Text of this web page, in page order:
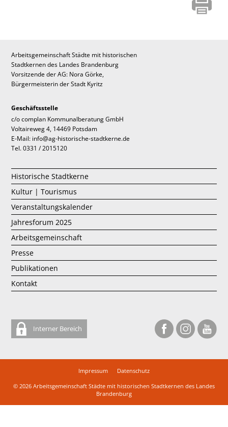
Arbeitsgemeinschaft Städte mit historischen
Stadtkernen des Landes Brandenburg
Vorsitzende der AG: Nora Görke,
Bürgermeisterin der Stadt Kyritz
Geschäftsstelle
c/o complan Kommunalberatung GmbH
Voltaireweg 4, 14469 Potsdam
E-Mail: info@ag-historische-stadtkerne.de
Tel. 0331 / 2015120
Historische Stadtkerne
Kultur | Tourismus
Veranstaltungskalender
Jahresforum 2025
Arbeitsgemeinschaft
Presse
Publikationen
Kontakt
Interner Bereich
Impressum
Datenschutz
© 2026 Arbeitsgemeinschaft Städte mit historischen Stadtkernen des Landes
Brandenburg